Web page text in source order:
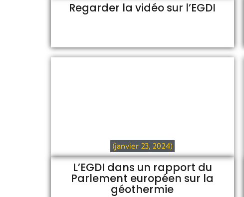
Regarder la vidéo sur l’EGDI
(janvier 23, 2024)
L’EGDI dans un rapport du
Parlement européen sur la
géothermie